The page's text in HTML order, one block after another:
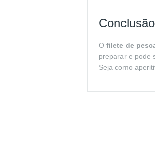
Conclusão
O filete de
preparar e pode
Seja como